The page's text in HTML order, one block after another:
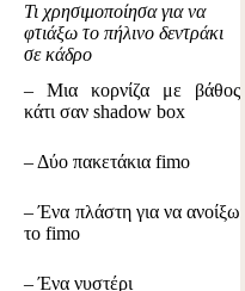
Τι χρησιμοποίησα για να
φτιάξω το πήλινο δεντράκι
σε κάδρο
– Μια κορνίζα με βάθος
κάτι σαν shadow box
– Δύο πακετάκια fimo
– Ένα πλάστη για να ανοίξω
το fimo
– Ένα νυστέρι